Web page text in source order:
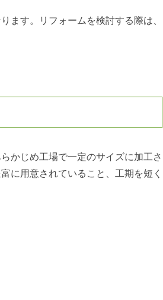
ます。リフォームを検討する際は、
かじめ工場で一定のサイズに加工さ
に用意されていること、工期を短く